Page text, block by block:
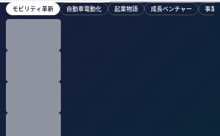
モビリティ革新 自動車電動化 起業物語 成長ベンチャー 事業